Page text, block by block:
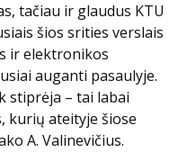
tačiau ir glaudus KTU
šios srities verslais
ir elektronikos
auganti pasaulyje.
stiprėja – tai labai
kurių ateityje šiose
A. Valinevičius.